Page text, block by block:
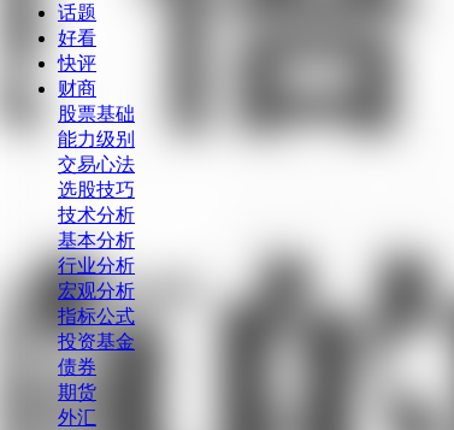
话题
好看
快评
财商
股票基础
能力级别
交易心法
选股技巧
技术分析
基本分析
行业分析
宏观分析
指标公式
投资基金
债券
期货
外汇